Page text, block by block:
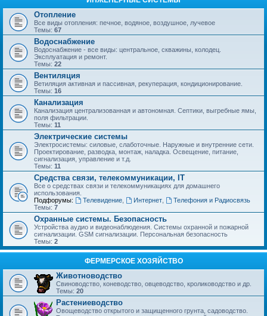
Отопление
Все виды отопления: печное, водяное, воздушное, лучевое
Темы: 67
Водоснабжение
Водоснабжение - все виды: центральное, скважины, колодец.
Эксплуатация и ремонт.
Темы: 22
Вентиляция
Ветиляция активная и пассивная, рекуперация, кондиционирование.
Темы: 16
Канализация
Канализация централизованная и автономная. Септики, выгребные ямы,
поля фильтрации.
Темы: 11
Электрические системы
Электросистемы: силовые, слаботочные. Наружные и внутренние сети.
Проектирование, разводка, монтаж, наладка. Освещение, питание,
сигнализация, управление и т.д.
Темы: 11
Средства связи, телекоммуникации, IT
Все о средствах связи и телекоммуникациях для домашнего
использования.
Подфорумы:
Телевидение, Интернет,
Телефония и Радиосвязь
Темы: 7
Охранные системы. Безопасность
Устройства аудио и видеонаблюдения. Системы охранной и пожарной
сигнализации. GSM сигнализации. Персональная безопасность
Темы: 2
ФЕРМЕРСКОЕ ХОЗЯЙСТВО
Животноводство
Свиноводство, коневодство, овцеводство, кролиководство и др.
Темы: 20
Растениеводство
Овощеводство открытого и защищенного грунта, садоводство.